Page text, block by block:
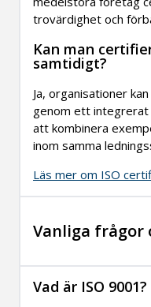
trovärdighet och
Kan man
samtidigt?
Ja, organisationer
genom ett integrerat
att kombinera
inom samma
Läs mer om ISO
Vanliga frågor
Vad är ISO 9001?